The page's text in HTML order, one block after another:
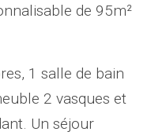
de 95m²
1 salle de bain
2 vasques et
Un séjour